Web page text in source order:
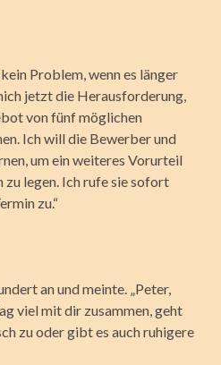
Problem, wenn es länger
jetzt die Herausforderung,
von fünf möglichen
Ich will die Bewerber und
um ein weiteres Vorurteil
legen. Ich rufe sie sofort
zu.“
an und meinte. „Peter,
viel mit dir zusammen, geht
zu oder gibt es auch ruhigere